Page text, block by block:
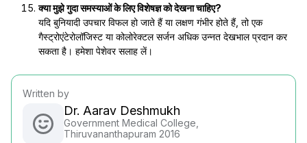
क्या मुझे गुदा समस्याओं के लिए विशेषज्ञ को देखना चाहिए?
यदि बुनियादी उपचार विफल हो जाते हैं या लक्षण गंभीर होते हैं, तो एक
गैस्ट्रोएंटेरोलॉजिस्ट या कोलोरेक्टल सर्जन अधिक उन्नत देखभाल प्रदान कर
सकता है। हमेशा पेशेवर सलाह लें।
Written by
Dr. Aarav Deshmukh
Government Medical College,
Thiruvananthapuram 2016